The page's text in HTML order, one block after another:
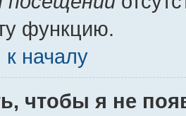
функцию.
к началу
чтобы я не